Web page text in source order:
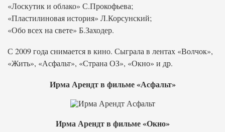
«Лоскутик и облако» С.Прокофьева;
«Пластилиновая история» Л.Корсунский;
«Обо всех на свете» Б.Заходер.
С 2009 года снимается в кино. Сыграла в лентах «Волчок»,
«Жить», «Асфальт», «Страна ОЗ», «Окно» и др.
Ирма Арендт в фильме «Асфальт»
Ирма Арендт в фильме «Окно»